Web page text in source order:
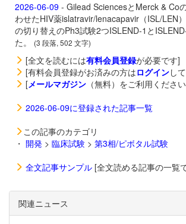
2026-06-09 - Gilead SciencesとMerck & Co
わせたHIV薬islatravir/lenacapavir（ISL/LEN
の切り替えのPh3試験2つISLEND-1と
た。
(3 段落, 502 文字)
[全文を読むには有料会員登録が必要です]
[有料会員登録がお済みの方はログインし
[メールマガジン （無料）をご利用くださ
2026-06-09に登録された記事一覧
この記事のカテゴリ
・ 開発 > 臨床試験 > 第3相/ピボタル試験
全文記事サンプル [全文読める記事の一覧
関連ニュース